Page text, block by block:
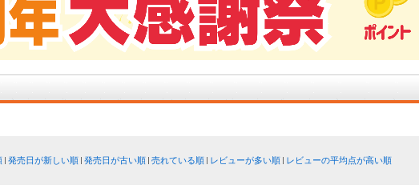
発売日が新しい順 発売日が古い順 売れている順 レビューが多い順
レビューの平均点が高い順